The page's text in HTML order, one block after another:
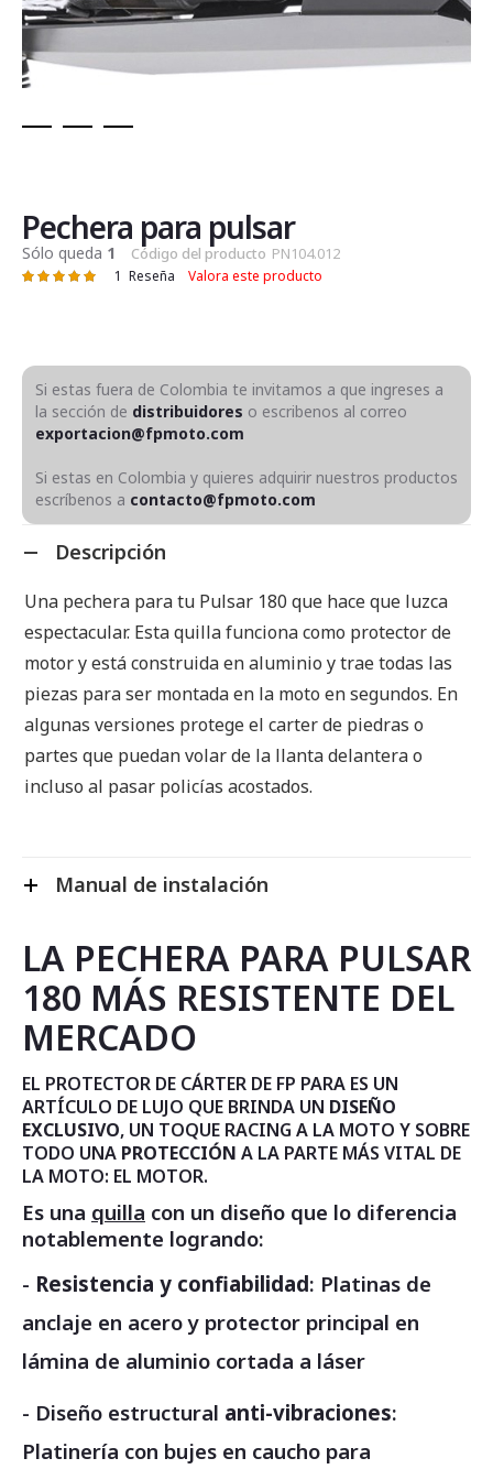
de
la
galería
de
Pechera para pulsar
Sólo queda 1 Código del producto PN104.012
Valoración: 1 Reseña Valora este producto
Si estas fuera de Colombia te invitamos a que ingreses a
la sección de distribuidores o escribenos al correo
exportacion@fpmoto.com
Si estas en Colombia y quieres adquirir nuestros productos
escríbenos a contacto@fpmoto.com
Descripción
Una pechera para tu Pulsar 180 que hace que luzca
espectacular. Esta quilla funciona como protector de
motor y está construida en aluminio y trae todas las
piezas para ser montada en la moto en segundos. En
algunas versiones protege el carter de piedras o
partes que puedan volar de la llanta delantera o
incluso al pasar policías acostados.
Manual de instalación
LA PECHERA PARA PULSAR
180 MÁS RESISTENTE DEL
MERCADO
EL PROTECTOR DE CÁRTER DE FP PARA ES UN
ARTÍCULO DE LUJO QUE BRINDA UN DISEÑO
EXCLUSIVO, UN TOQUE RACING A LA MOTO Y SOBRE
TODO UNA PROTECCIÓN A LA PARTE MÁS VITAL DE
LA MOTO: EL MOTOR.
Es una quilla con un diseño que lo diferencia
notablemente logrando:
- Resistencia y confiabilidad: Platinas de
anclaje en acero y protector principal en
lámina de aluminio cortada a láser
- Diseño estructural anti-vibraciones:
Platinería con bujes en caucho para